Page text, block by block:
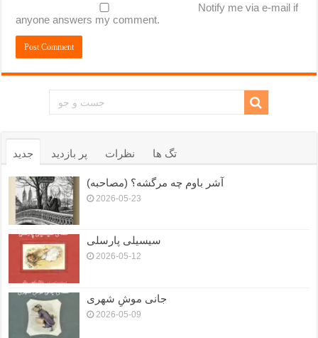
Notify me via e-mail if
anyone answers my comment.
جدید پر بازدید نظرات تگ ها
آشر باوم چه مرگشه؟ (مصاحبه)
2026-05-23
سیسیلی پارسلی
2026-05-12
جانی موشِ شهری
2026-05-09